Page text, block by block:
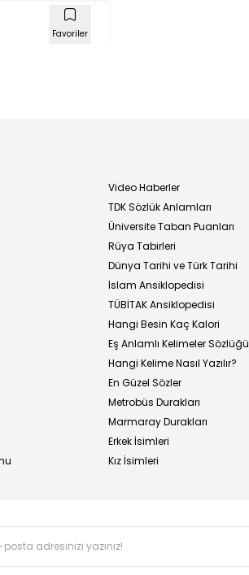
Favoriler
Video Haberler
TDK Sözlük Anlamları
Üniversite Taban Puanları
Rüya Tabirleri
Dünya Tarihi ve Türk Tarihi
İslam Ansiklopedisi
TÜBİTAK Ansiklopedisi
Hangi Besin Kaç Kalori
Eş Anlamlı Kelimeler Sözlüğü
Hangi Kelime Nasıl Yazılır?
En Güzel Sözler
Metrobüs Durakları
Marmaray Durakları
Erkek İsimleri
Kız İsimleri